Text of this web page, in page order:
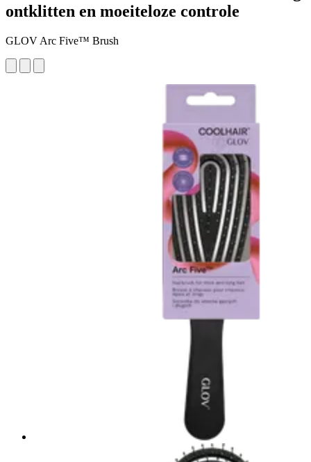
ontklitten en moeiteloze controle
GLOV Arc Five™ Brush